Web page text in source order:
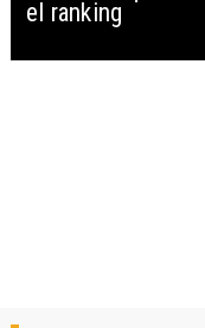
el ranking